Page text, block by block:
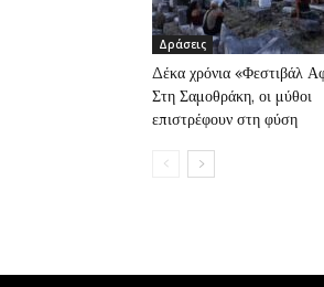
Δράσεις
Δέκα χρόνια «Φεστιβάλ
Στη Σαμοθράκη, οι μύθοι
επιστρέφουν στη φύση